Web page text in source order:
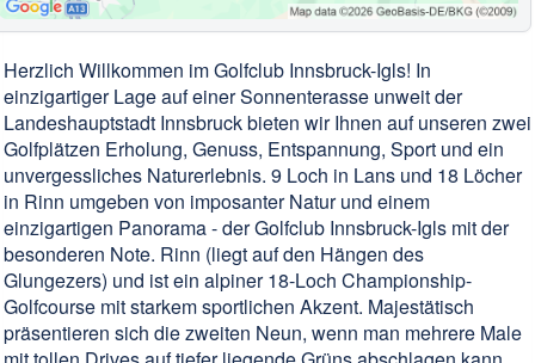
Herzlich Willkommen im Golfclub Innsbruck-Igls! In
einzigartiger Lage auf einer Sonnenterasse unweit der
Landeshauptstadt Innsbruck bieten wir Ihnen auf unseren zwei
Golfplätzen Erholung, Genuss, Entspannung, Sport und ein
unvergessliches Naturerlebnis. 9 Loch in Lans und 18 Löcher
in Rinn umgeben von imposanter Natur und einem
einzigartigen Panorama - der Golfclub Innsbruck-Igls mit der
besonderen Note. Rinn (liegt auf den Hängen des
Glungezers) und ist ein alpiner 18-Loch Championship-
Golfcourse mit starkem sportlichen Akzent. Majestätisch
präsentieren sich die zweiten Neun, wenn man mehrere Male